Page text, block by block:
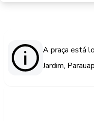
A praça está
Jardim,